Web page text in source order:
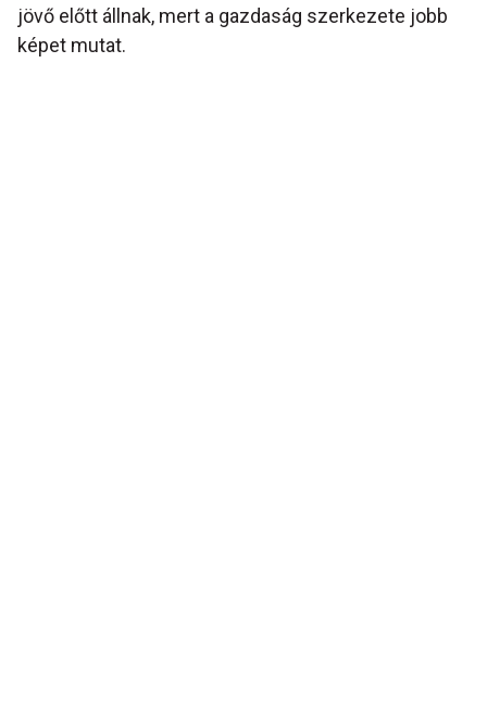
jövő előtt állnak, mert a gazdaság szerkezete jobb
képet mutat.